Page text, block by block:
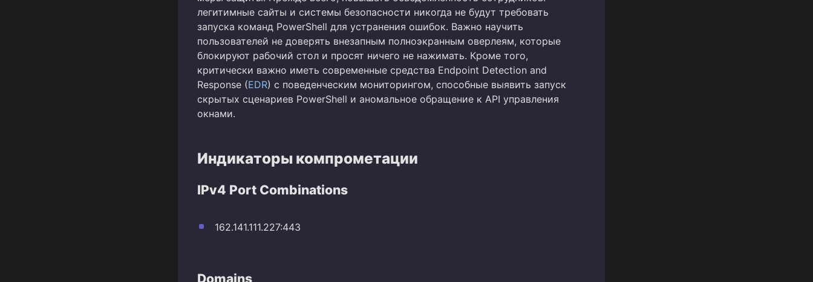
легитимные сайты и системы безопасности никогда не будут требовать
запуска команд PowerShell для устранения ошибок. Важно научить
пользователей не доверять внезапным полноэкранным оверлеям, которые
блокируют рабочий стол и просят ничего не нажимать. Кроме того,
критически важно иметь современные средства Endpoint Detection and
Response (EDR) с поведенческим мониторингом, способные выявить запуск
скрытых сценариев PowerShell и аномальное обращение к API управления
окнами.
Индикаторы компрометации
IPv4 Port Combinations
162.141.111.227:443
Domains